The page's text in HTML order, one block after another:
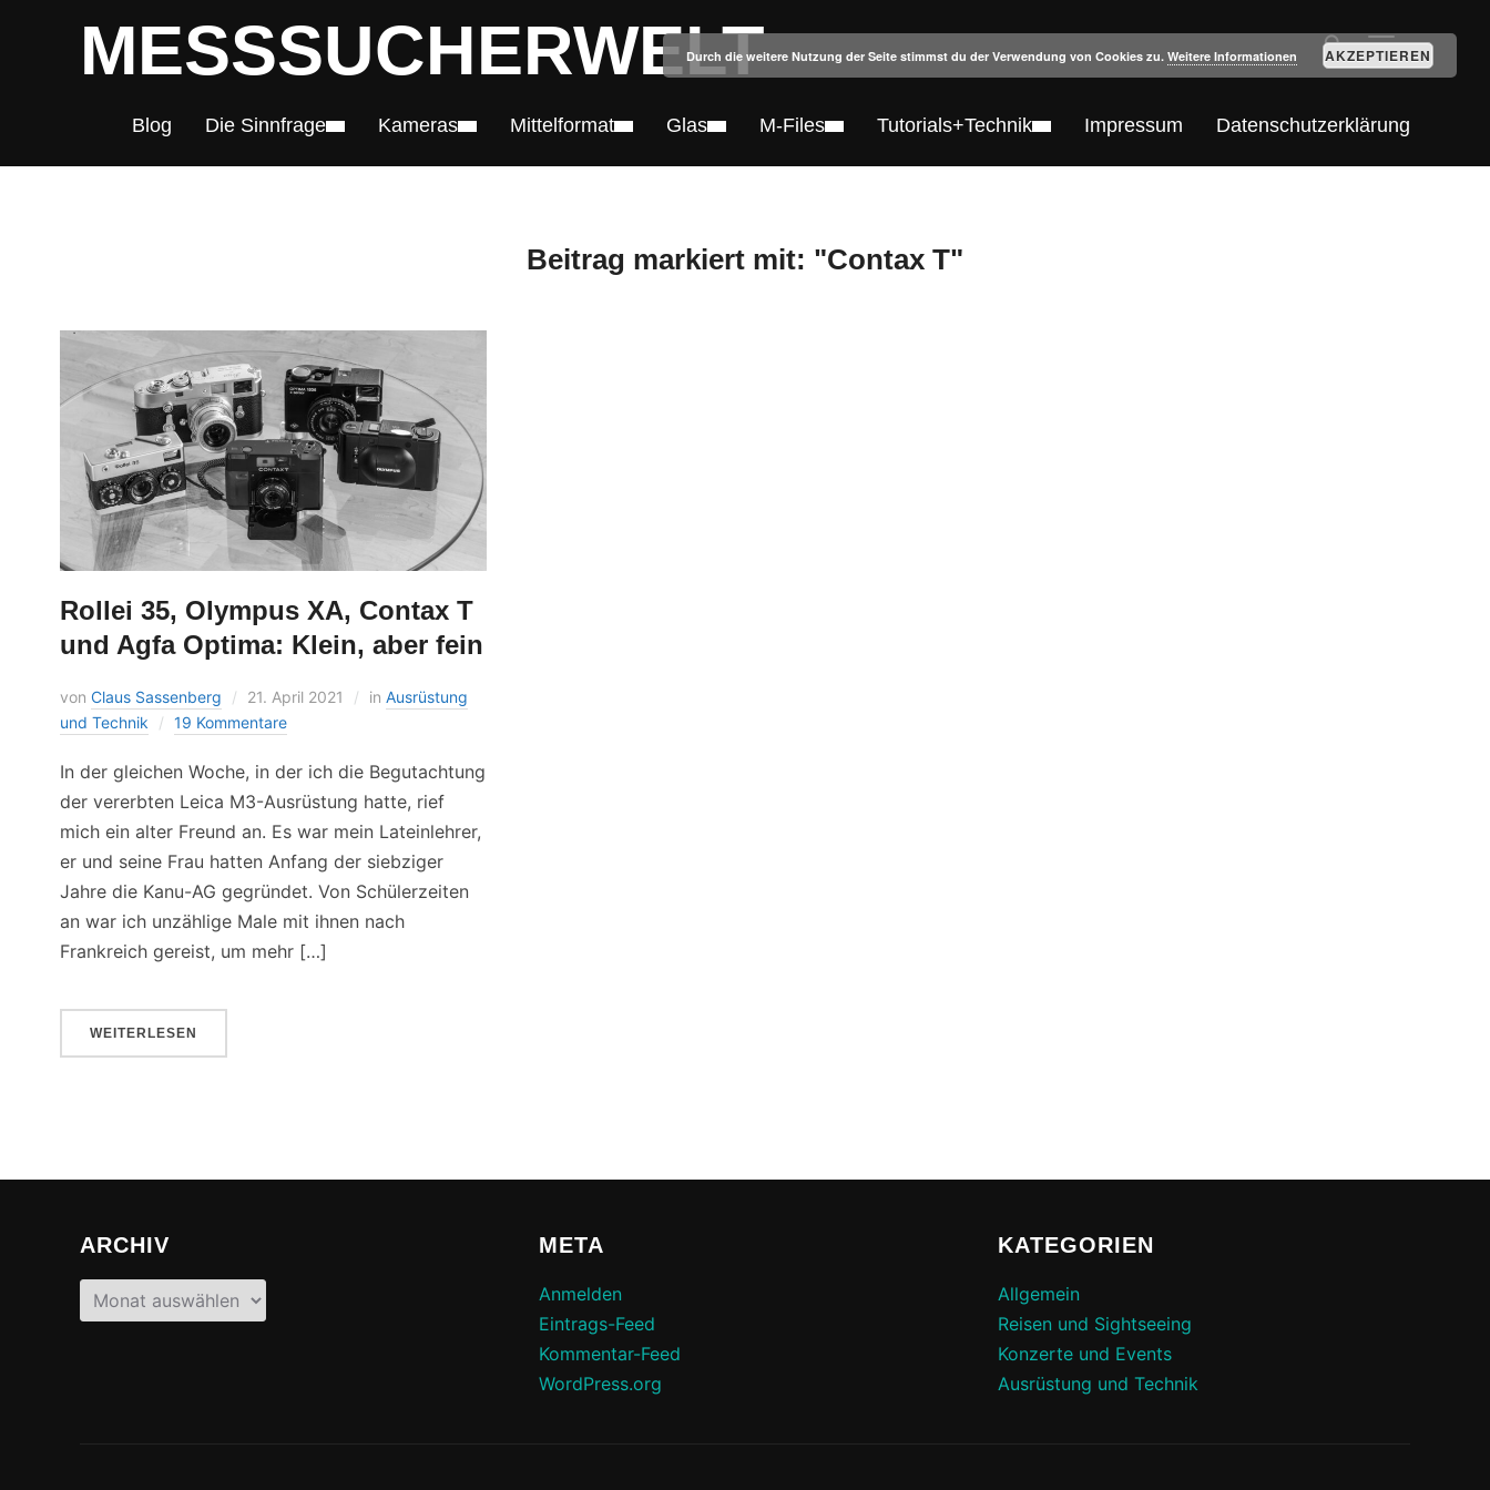
MESSSUCHERWELT
Blog Die Sinnfrage Kameras Mittelformat Glas M-Files Tutorials+Technik Impressum Datenschutzerklärung
Beitrag markiert mit: "Contax T"
Rollei 35, Olympus XA, Contax T
und Agfa Optima: Klein, aber fein
von Claus Sassenberg 21. April 2021 in Ausrüstung
und Technik
19 Kommentare
In der gleichen Woche, in der ich die Begutachtung
der vererbten Leica M3-Ausrüstung hatte, rief
mich ein alter Freund an. Es war mein Lateinlehrer,
er und seine Frau hatten Anfang der siebziger
Jahre die Kanu-AG gegründet. Von Schülerzeiten
an war ich unzählige Male mit ihnen nach
Frankreich gereist, um mehr […]
WEITERLESEN
ARCHIV
Archiv
META
Anmelden
Eintrags-Feed
Kommentar-Feed
WordPress.org
KATEGORIEN
Allgemein
Reisen und Sightseeing
Konzerte und Events
Ausrüstung und Technik
Durch die weitere Nutzung der Seite stimmst du der Verwendung von Cookies zu. Weitere Informationen AKZEPTIEREN